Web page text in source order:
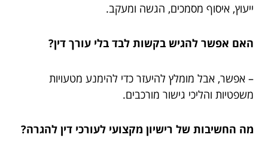
ייעוץ, איסוף מסמכים, הגשה ומעקב.
האם אפשר להגיש בקשות לבד בלי עורך דין?
– אפשר, אבל מומלץ להיעזר כדי להימנע מטעויות
משפטיות והליכי גישור מורכבים.
מה החשיבות של רישיון מקצועי לעורכי דין להגרה?